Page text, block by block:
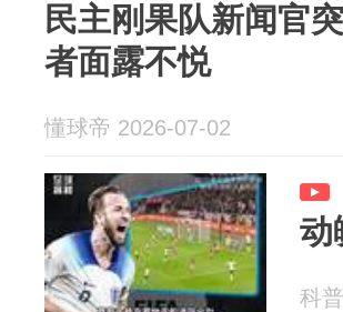
民主刚果队新闻官
者面露不悦
懂球帝 2026-07-02
动
科